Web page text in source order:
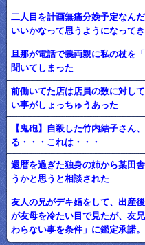
二人目を計画無痛分娩予定なん
いいかなって思うようになって
旦那が電話で義両親に私の杖を
聞いてしまった
前働いてた店は店員の数に対し
い事がしょっちゅうあった
【鬼砲】自殺した竹内結子さん
る・・・これは・・・
還暦を過ぎた独身の姉から某田
うかと思うと相談された
友人の兄がデキ婚をして、出産
が友母を冷たい目で見たが、友
わらない事を条件」に鑑定承諾